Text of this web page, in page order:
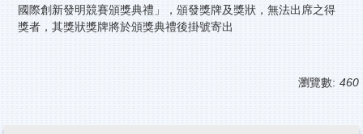
國際創新發明競賽頒獎典禮」，頒發獎牌及獎狀，無法出席之得
獎者，其獎狀獎牌將於頒獎典禮後掛號寄出
瀏覽數: 460